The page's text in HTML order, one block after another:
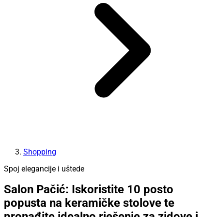
Shopping
Spoj elegancije i uštede
Salon Pačić: Iskoristite 10 posto
popusta na keramičke stolove te